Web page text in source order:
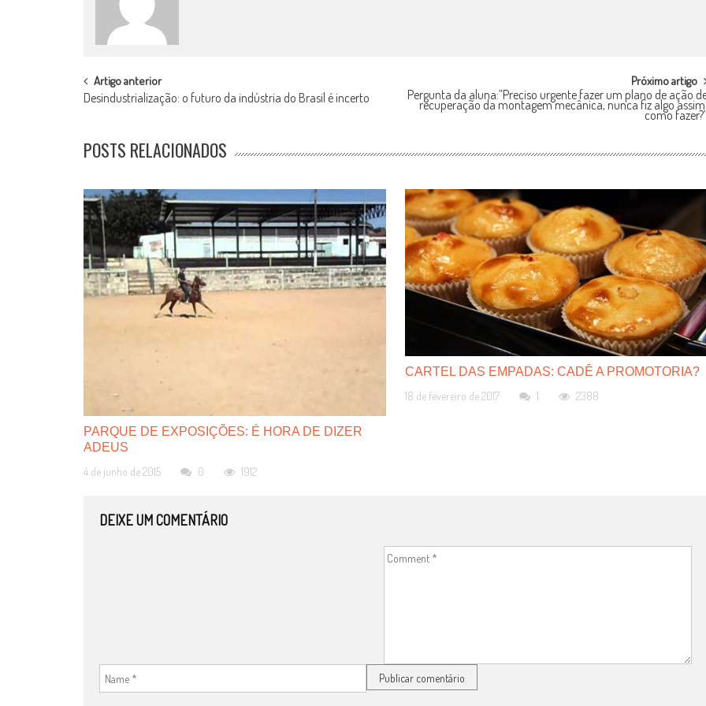
POST
NAVIGATION
Artigo anterior
Desindustrialização: o futuro da indústria do Brasil é incerto
Próximo artigo
Pergunta da aluna:”Preciso urgente fazer um plano de ação
recuperação da montagem mecânica, nunca fiz algo assim,
como
POSTS RELACIONADOS
PARQUE DE EXPOSIÇÕES: É HORA DE DIZER
ADEUS
4 de junho de 2015
0 1912
CARTEL DAS EMPADAS: CADÊ A PROMOTORIA?
18 de fevereiro de 2017
1 2388
DEIXE UM COMENTÁRIO